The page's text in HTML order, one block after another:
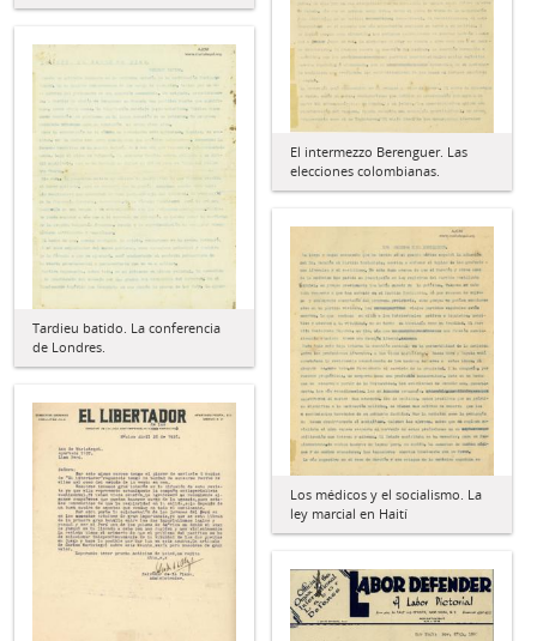
El intermezzo Berenguer. Las
elecciones colombianas.
Tardieu batido. La conferencia
de Londres.
Los médicos y el socialismo. La
ley marcial en Haití